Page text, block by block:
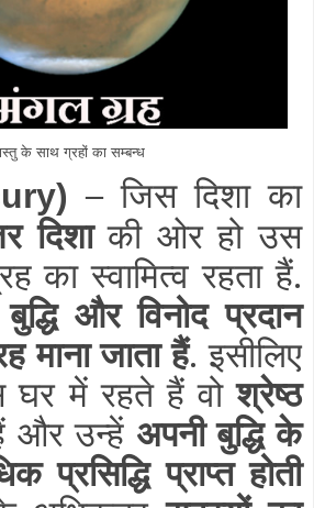
के साथ ग्रहों का सम्बन्ध
–जिस दिशा का
दिशाकी ओर हो उस
का स्वामित्व रहता हैं.
और विनोद प्रदान
माना जाता हैं. इसीलिए
घर में रहते हैं वोश्रेष्ठ
और उन्हें अपनी बुद्धि के
प्रसिद्धि प्राप्त होती